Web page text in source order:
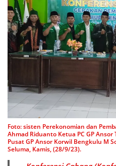
Foto: sisten Perekonomian dan
Ahmad Riduanto Ketua PC GP
Pusat GP Ansor Korwil Bengkulu M
Seluma, Kamis, (28/9/23).